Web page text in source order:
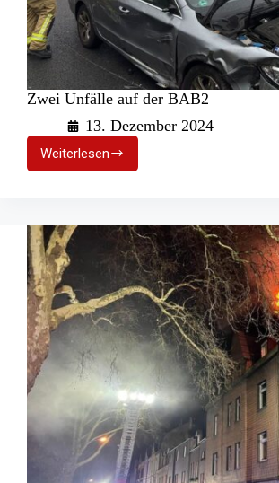
Zwei Unfälle auf der BAB2
13. Dezember 2024
Weiterlesen
Zwei
Unfälle
BAB2